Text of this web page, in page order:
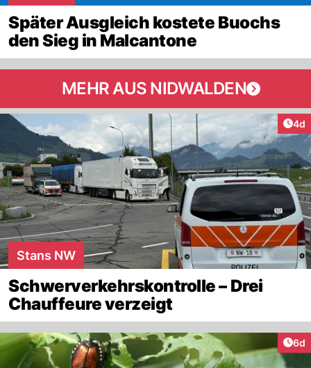
Später Ausgleich kostete Buochs
den Sieg in Malcantone
MEHR AUS NIDWALDEN
4d
Stans NW
Schwerverkehrskontrolle – Drei
Chauffeure verzeigt
6d